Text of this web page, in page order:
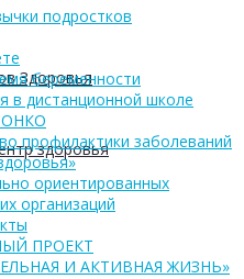
Здоровья
здоровья
подростков
беременности
в дистанционной школе
профилактики заболеваний
ориентированных
организаций
ПРОЕКТ
И АКТИВНАЯ ЖИЗНЬ»